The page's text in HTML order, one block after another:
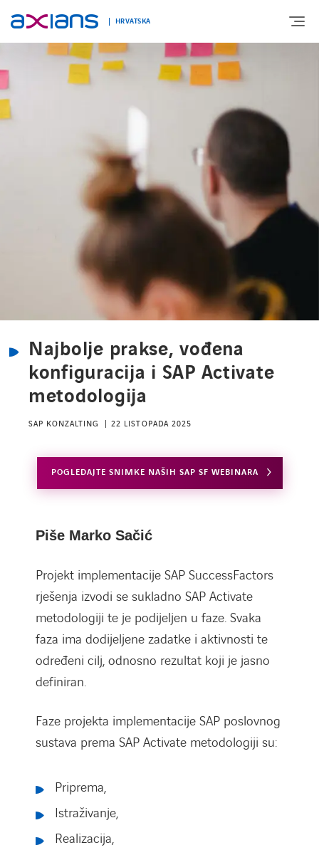
HRVATSKA
EKSPERTIZA
NOVOSTI
KARIJERE
KONTAKT
COOKIES
Najbolje prakse, vođena
konfiguracija i SAP Activate
metodologija
SAP KONZALTING 22 LISTOPADA 2025
POGLEDAJTE SNIMKE NAŠIH SAP SF WEBINARA
Piše Marko Sačić
Projekt implementacije SAP SuccessFactors
rješenja izvodi se sukladno SAP Activate
metodologiji te je podijeljen u faze. Svaka
faza ima dodijeljene zadatke i aktivnosti te
određeni cilj, odnosno rezultat koji je jasno
definiran.
Faze projekta implementacije SAP poslovnog
sustava prema SAP Activate metodologiji su:
Priprema,
Istraživanje,
Realizacija,